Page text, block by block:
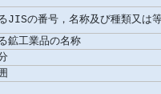
JISの番号，名称及び種類又は
鉱工業品の名称